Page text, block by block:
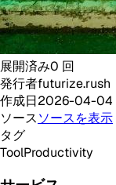
展開済み0 回
発行者futurize.rush
作成日2026-04-04
ソースソースを表示
タグ
ToolProductivity